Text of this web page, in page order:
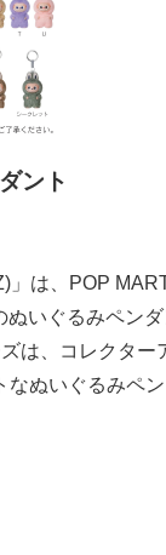
ント
」は、POP
いぐるみペン
は、コレクター
ぬいぐるみペ